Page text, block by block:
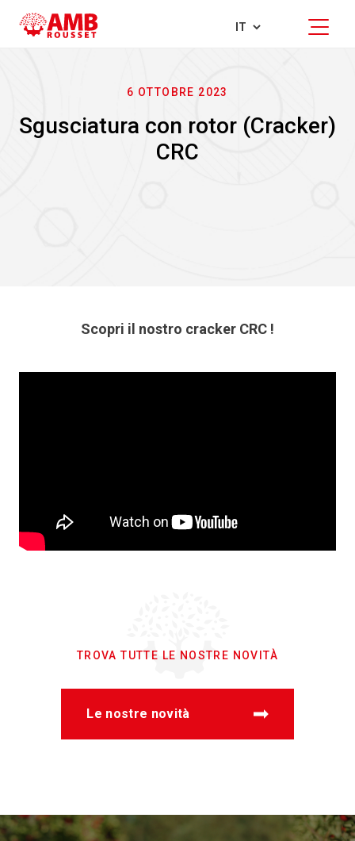
6 OTTOBRE 2023
Sgusciatura con rotor (Cracker)
CRC
Scopri il nostro cracker CRC !
TROVA TUTTE LE NOSTRE NOVITÀ
Le nostre novità